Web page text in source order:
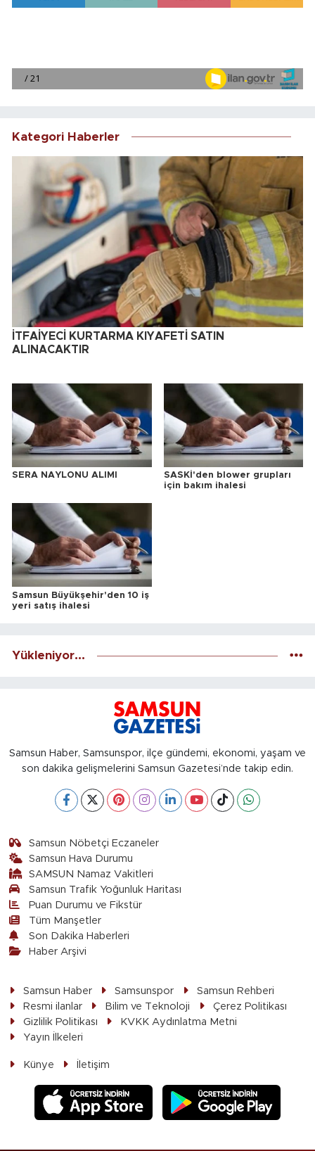
Kategori Haberler
İTFAİYECİ KURTARMA KIYAFETİ SATIN
ALINACAKTIR
SERA NAYLONU ALIMI
SASKİ'den blower grupları
için bakım ihalesi
Samsun Büyükşehir'den 10 iş
yeri satış ihalesi
Yükleniyor...
Samsun Haber, Samsunspor, ilçe gündemi, ekonomi, yaşam ve
son dakika gelişmelerini Samsun Gazetesi’nde takip edin.
Samsun Nöbetçi Eczaneler
Samsun Hava Durumu
SAMSUN Namaz Vakitleri
Samsun Trafik Yoğunluk Haritası
Puan Durumu ve Fikstür
Tüm Manşetler
Son Dakika Haberleri
Haber Arşivi
Samsun Haber Samsunspor
Samsun Rehberi
Resmi ilanlar
Bilim ve Teknoloji
Çerez Politikası
Gizlilik Politikası
KVKK Aydınlatma Metni
Yayın İlkeleri
Künye İletişim